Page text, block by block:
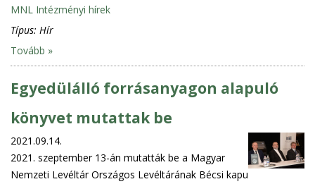
MNL Intézményi hírek
Típus: Hír
Tovább »
Egyedülálló forrásanyagon alapuló
könyvet mutattak be
2021.09.14.
2021. szeptember 13-án mutatták be a Magyar
Nemzeti Levéltár Országos Levéltárának Bécsi kapu